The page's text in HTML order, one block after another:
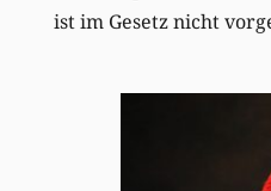
ist im Gesetz nicht